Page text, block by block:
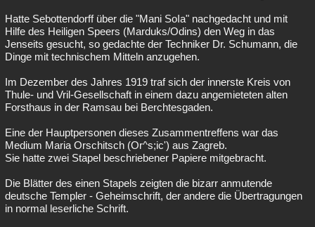
Hatte Sebottendorff über die "Mani SoIa" nachgedacht und mit
Hilfe des Heiligen Speers (Marduks/Odins) den Weg in das
Jenseits gesucht, so gedachte der Techniker Dr. Schumann, die
Dinge mit technischem Mitteln anzugehen.
Im Dezember des Jahres 1919 traf sich der innerste Kreis von
Thule- und Vril-Gesellschaft in einem dazu angemieteten alten
Forsthaus in der Ramsau bei Berchtesgaden.
Eine der Hauptpersonen dieses Zusammentreffens war das
Medium Maria Orschitsch (Or^s;ic') aus Zagreb.
Sie hatte zwei Stapel beschriebener Papiere mitgebracht.
Die Blätter des einen Stapels zeigten die bizarr anmutende
deutsche Templer - Geheimschrift, der andere die Übertragungen
in normal leserliche Schrift.